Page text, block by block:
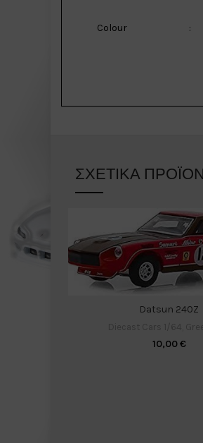
Colour :
ΣΧΕΤΙΚΆ
Datsun 240Z
10,00€